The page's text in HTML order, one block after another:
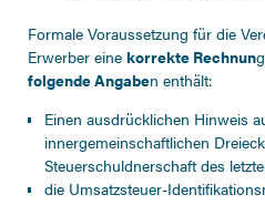
Formale Voraussetzung für die
Erwerber eine korrekte Rechnun
folgende Angaben enthält:
Einen ausdrücklichen Hinweis
innergemeinschaftlichen
Steuerschuldnerschaft des
die Umsatzsteuer-